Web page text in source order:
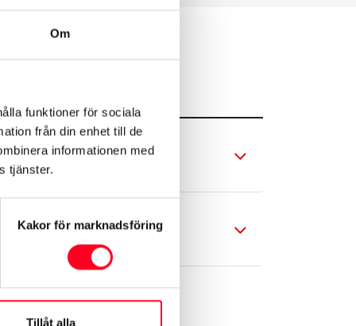
Om
funktioner för sociala
från din enhet till de
informationen med
tjänster.
Kakor för marknadsföring
Tillåt alla